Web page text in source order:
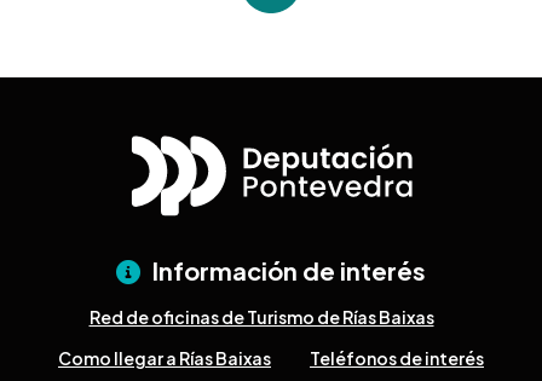
Información de interés
Red de oficinas de Turismo de Rías Baixas
Como llegar a Rías Baixas
Teléfonos de interés